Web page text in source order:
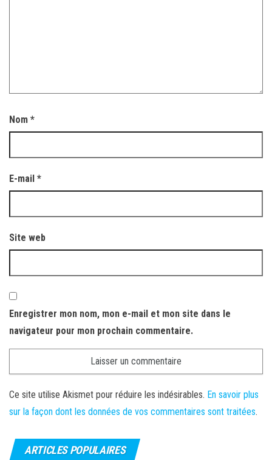
Nom *
E-mail *
Site web
Enregistrer mon nom, mon e-mail et mon site dans le
navigateur pour mon prochain commentaire.
Ce site utilise Akismet pour réduire les indésirables. En savoir plus
sur la façon dont les données de vos commentaires sont traitées.
ARTICLES POPULAIRES